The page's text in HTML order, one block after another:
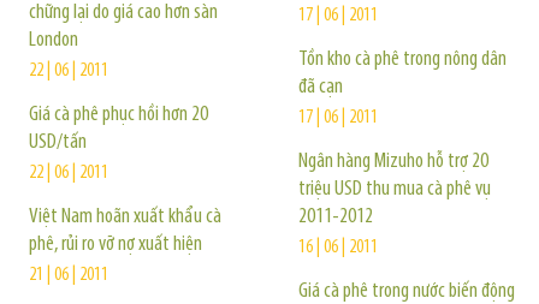
chững lại do giá cao hơn sàn
London
22 | 06 | 2011
Giá cà phê phục hồi hơn 20
USD/tấn
22 | 06 | 2011
Việt Nam hoãn xuất khẩu cà
phê, rủi ro vỡ nợ xuất hiện
21 | 06 | 2011
17 | 06 | 2011
Tồn kho cà phê trong nông dân
đã cạn
17 | 06 | 2011
Ngân hàng Mizuho hỗ trợ 20
triệu USD thu mua cà phê vụ
2011-2012
16 | 06 | 2011
Giá cà phê trong nước biến động